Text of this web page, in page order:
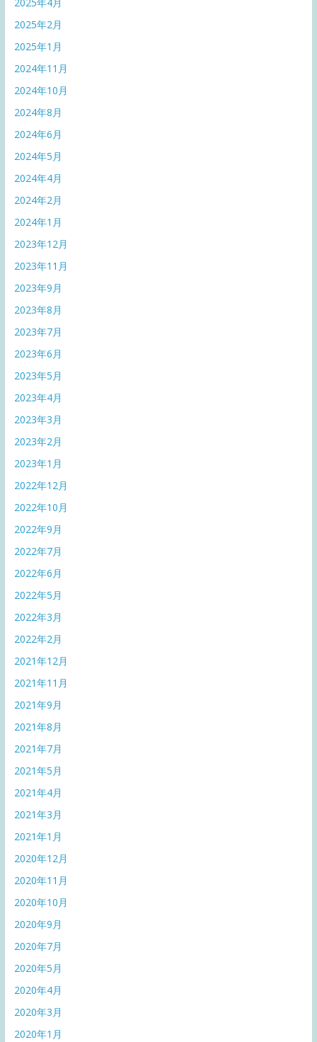
2025年2月
2025年1月
2024年11月
2024年10月
2024年8月
2024年6月
2024年5月
2024年4月
2024年2月
2024年1月
2023年12月
2023年11月
2023年9月
2023年8月
2023年7月
2023年6月
2023年5月
2023年4月
2023年3月
2023年2月
2023年1月
2022年12月
2022年10月
2022年9月
2022年7月
2022年6月
2022年5月
2022年3月
2022年2月
2021年12月
2021年11月
2021年9月
2021年8月
2021年7月
2021年5月
2021年4月
2021年3月
2021年1月
2020年12月
2020年11月
2020年10月
2020年9月
2020年7月
2020年5月
2020年4月
2020年3月
2020年1月